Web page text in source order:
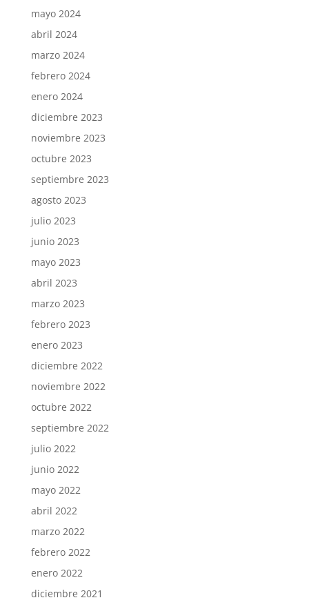
mayo 2024
abril 2024
marzo 2024
febrero 2024
enero 2024
diciembre 2023
noviembre 2023
octubre 2023
septiembre 2023
agosto 2023
julio 2023
junio 2023
mayo 2023
abril 2023
marzo 2023
febrero 2023
enero 2023
diciembre 2022
noviembre 2022
octubre 2022
septiembre 2022
julio 2022
junio 2022
mayo 2022
abril 2022
marzo 2022
febrero 2022
enero 2022
diciembre 2021